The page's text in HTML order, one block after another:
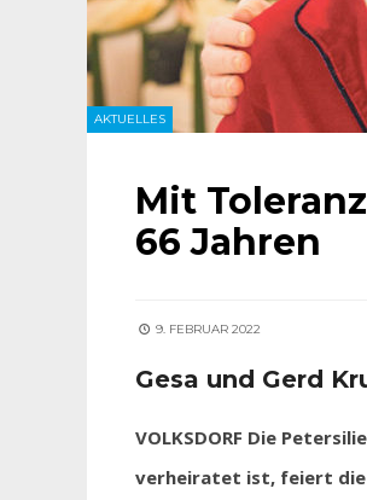
AKTUELLES
Mit
66 Jahren
9. FEBRUAR 2022
Gesa und Gerd
VOLKSDORF Die
verheiratet ist, feiert die